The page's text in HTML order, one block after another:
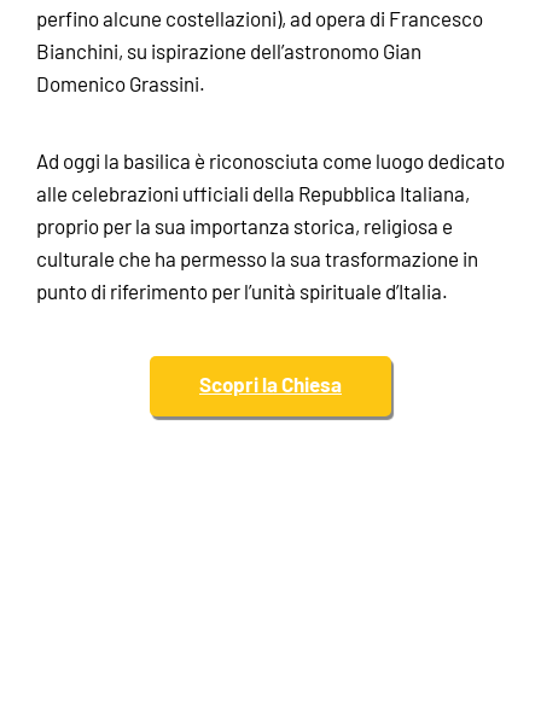
perfino alcune costellazioni), ad opera di Francesco
Bianchini, su ispirazione dell’astronomo Gian
Domenico Grassini.
Ad oggi la basilica è riconosciuta come luogo dedicato
alle celebrazioni ufficiali della Repubblica Italiana,
proprio per la sua importanza storica, religiosa e
culturale che ha permesso la sua trasformazione in
punto di riferimento per l’unità spirituale d’Italia.
Scopri la Chiesa